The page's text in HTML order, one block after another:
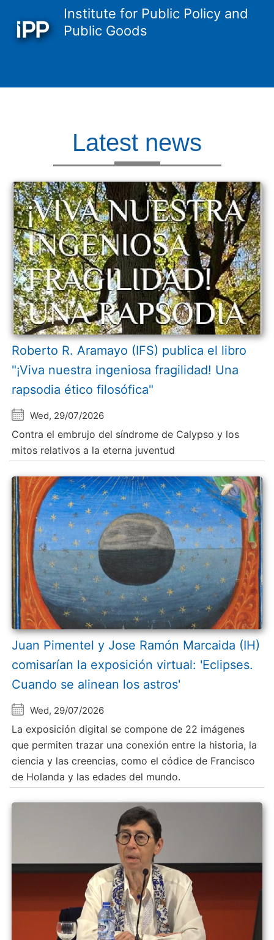
Institute for Public Policy and
Public Goods
Latest news
Roberto R. Aramayo (IFS) publica el libro
"¡Viva nuestra ingeniosa fragilidad! Una
rapsodia ético filosófica"
Wed, 29/07/2026
Contra el embrujo del síndrome de Calypso y los
mitos relativos a la eterna juventud
Juan Pimentel y Jose Ramón Marcaida (IH)
comisarían la exposición virtual: 'Eclipses.
Cuando se alinean los astros'
Wed, 29/07/2026
La exposición digital se compone de 22 imágenes
que permiten trazar una conexión entre la historia, la
ciencia y las creencias, como el códice de Francisco
de Holanda y las edades del mundo.